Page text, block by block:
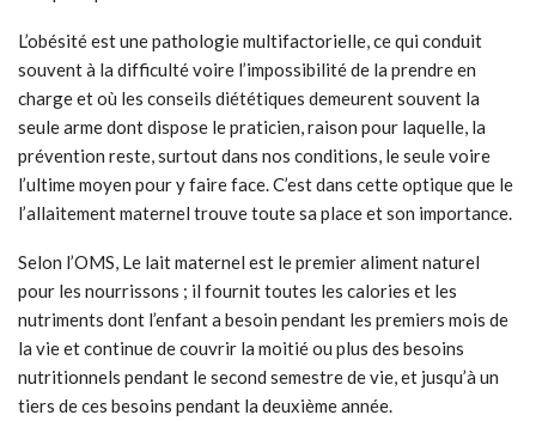
L’obésité est une pathologie multifactorielle, ce qui conduit
souvent à la difficulté voire l’impossibilité de la prendre en
charge et où les conseils diététiques demeurent souvent la
seule arme dont dispose le praticien, raison pour laquelle, la
prévention reste, surtout dans nos conditions, le seule voire
l’ultime moyen pour y faire face. C’est dans cette optique que le
l’allaitement maternel trouve toute sa place et son importance.
Selon l’OMS, Le lait maternel est le premier aliment naturel
pour les nourrissons ; il fournit toutes les calories et les
nutriments dont l’enfant a besoin pendant les premiers mois de
la vie et continue de couvrir la moitié ou plus des besoins
nutritionnels pendant le second semestre de vie, et jusqu’à un
tiers de ces besoins pendant la deuxième année.